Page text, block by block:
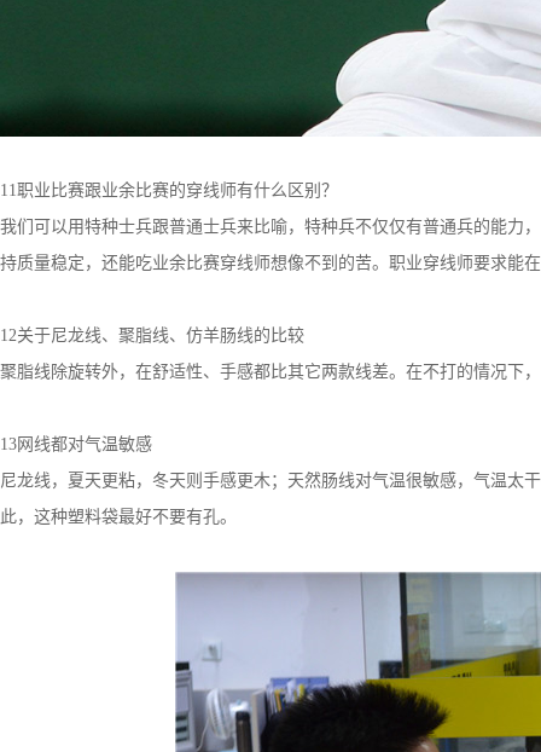
11职业比赛跟业余比赛的穿线师有什么区别？
我们可以用特种士兵跟普通士兵来比喻，特种兵不仅仅有普通兵的能力
持质量稳定，还能吃业余比赛穿线师想像不到的苦。职业穿线师要求能
12关于尼龙线、聚脂线、仿羊肠线的比较
聚脂线除旋转外，在舒适性、手感都比其它两款线差。在不打的情况下
13网线都对气温敏感
尼龙线，夏天更粘，冬天则手感更木；天然肠线对气温很敏感，气温太
此，这种塑料袋最好不要有孔。